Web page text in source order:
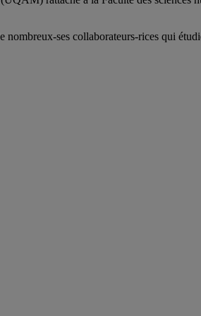
nombreux-ses collaborateurs-rices qui